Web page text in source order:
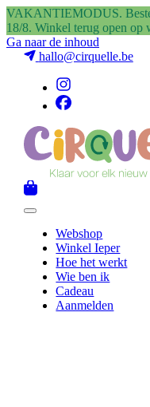
VAKANTIEMODUS.
18/8. Winkel terug open op
Ga naar de inhoud
hallo@cirquelle.be
Webshop
Winkel Ieper
Hoe het werkt
Wie ben ik
Cadeau
Aanmelden